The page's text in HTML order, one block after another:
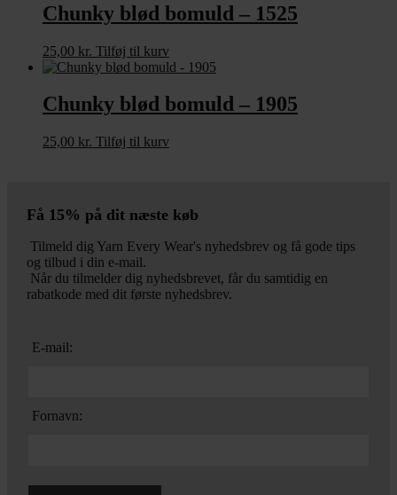
Chunky blød bomuld – 1525
25,00 kr. Tilføj til kurv
Chunky blød bomuld – 1905
25,00 kr. Tilføj til kurv
Få 15% på dit næste køb
Tilmeld dig Yarn Every Wear's nyhedsbrev og få gode tips
og tilbud i din e-mail.
Når du tilmelder dig nyhedsbrevet, får du samtidig en
rabatkode med dit første nyhedsbrev.
E-mail:
Fornavn: